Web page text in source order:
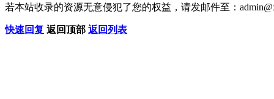
若本站收录的资源无意侵犯了您的权益，请发邮件至：
快速回复 返回顶部 返回列表